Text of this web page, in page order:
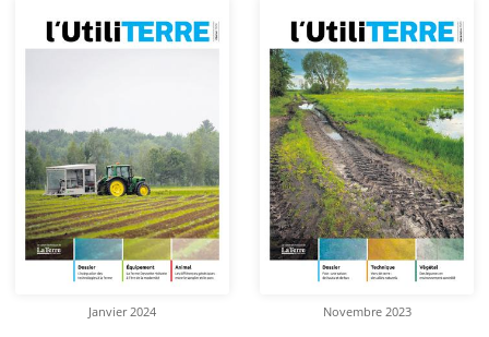
Janvier 2024 Novembre 2023